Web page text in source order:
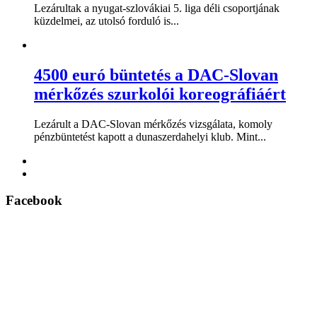
Lezárultak a nyugat-szlovákiai 5. liga déli csoportjának
küzdelmei, az utolsó forduló is...
4500 euró büntetés a DAC-Slovan
mérkőzés szurkolói koreográfiáért
Lezárult a DAC-Slovan mérkőzés vizsgálata, komoly
pénzbüntetést kapott a dunaszerdahelyi klub. Mint...
Facebook